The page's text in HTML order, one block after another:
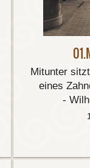
Mitunter
eines
-